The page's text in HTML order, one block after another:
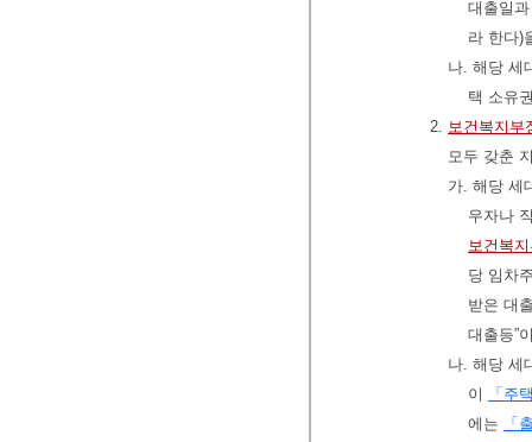
대출일
라 한다)
나. 해당 세
택 소유
2.
보건복지부
모두 갖춘
가. 해당 세
우자나
보건복
당 임차
받은 대
대출등”
나. 해당 세
이
「주
에는
「